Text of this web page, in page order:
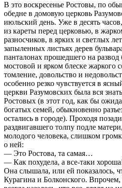
В это воскресенье Ростовы, по
обедне в домовую церковь
июльский день. Уже в десять
из кареты перед церковью, в
разносчиков, в ярких и светлых
запыленных листьях дерев
панталонах прошедшего на развод
мостовой и ярком блеске жаркого
томление, довольство и
особенно резко чувствуется в
церкви Разумовских была вся
Ростовых (в этот год, как бы
богатых семей, обыкновенно
остались в городе). Проходя
раздвигавшего толпу подле
молодого человека, слишком
о ней:
— Это Ростова, та самая…
— Как похудела, а все-таки
Она слышала, или ей показалось,
Курагина и Болконского. Впрочем,